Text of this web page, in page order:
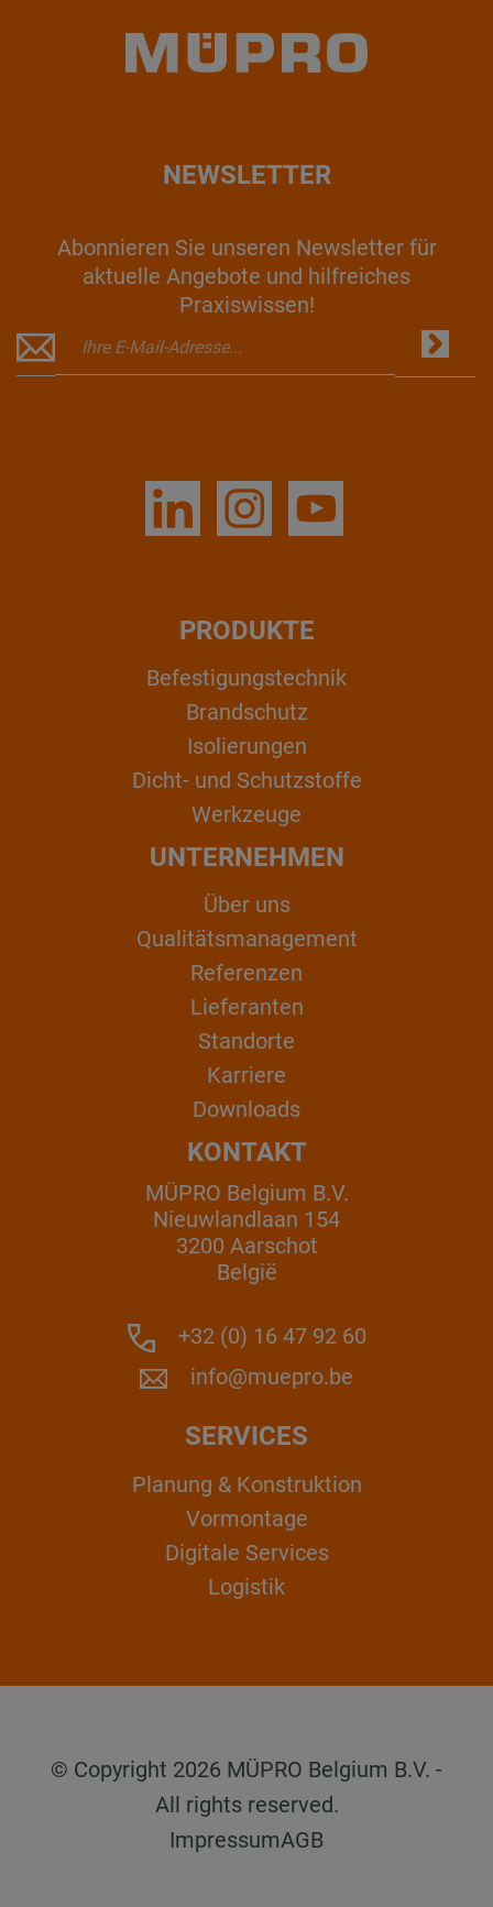
NEWSLETTER
Abonnieren Sie unseren Newsletter für
aktuelle Angebote und hilfreiches
Praxiswissen!
PRODUKTE
Befestigungstechnik
Brandschutz
Isolierungen
Dicht- und Schutzstoffe
Werkzeuge
UNTERNEHMEN
Über uns
Qualitätsmanagement
Referenzen
Lieferanten
Standorte
Karriere
Downloads
KONTAKT
MÜPRO Belgium B.V.
Nieuwlandlaan 154
3200 Aarschot
België
+32 (0) 16 47 92 60
info@muepro.be
SERVICES
Planung & Konstruktion
Vormontage
Digitale Services
Logistik
© Copyright 2026 MÜPRO Belgium B.V. -
All rights reserved.
ImpressumAGB